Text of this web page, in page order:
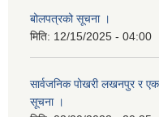
बोलपत्रको सूचना ।
मिति: 12/15/2025 - 04:00
सार्वजनिक पोखरी लखनपुर र
सूचना ।